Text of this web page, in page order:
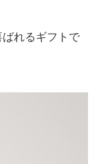
れるギフトで